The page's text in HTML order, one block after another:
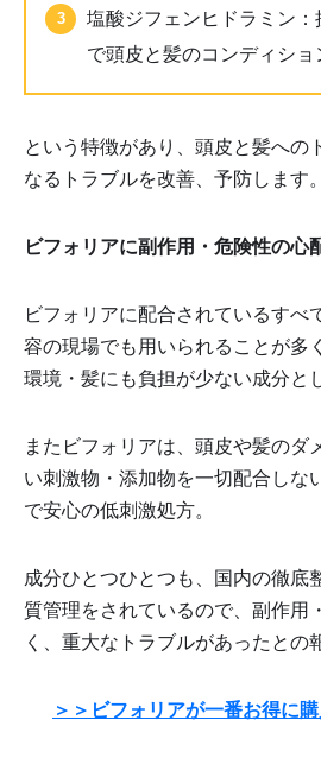
塩酸ジフェンヒドラミン
で頭皮と髪のコンディショ
という特徴があり、頭皮と髪への
なるトラブルを改善、予防します。
ビフォリアに副作用・危険性の心
ビフォリアに配合されているすべ
容の現場でも用いられることが多
環境・髪にも負担が少ない成分と
またビフォリアは、頭皮や髪のダ
い刺激物・添加物を一切配合しな
で安心の低刺激処方。
成分ひとつひとつも、国内の徹底
質管理をされているので、副作用
く、重大なトラブルがあったとの
＞＞ビフォリアが一番お得に